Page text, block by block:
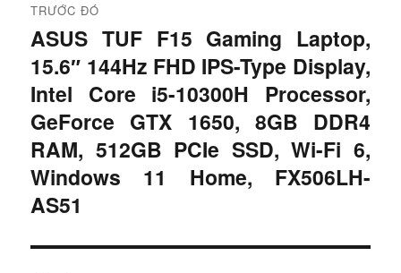
i
ề
u
h
ư
ớ
n
TRƯỚC ĐÓ
B
à
i
t
r
ư
ớ
c
ASUS TUF F15 Gaming Laptop,
15.6″ 144Hz FHD IPS-Type Display,
Intel Core i5-10300H Processor,
GeForce GTX 1650, 8GB DDR4
RAM, 512GB PCIe SSD, Wi-Fi 6,
Windows 11 Home, FX506LH-
AS51